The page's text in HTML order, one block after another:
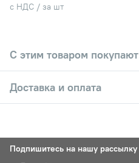
с НДС / за шт
С этим товаром покупают
Доставка и оплата
Подпишитесь на нашу рассылку